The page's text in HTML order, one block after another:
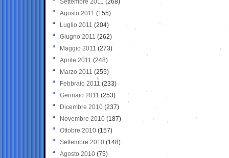
Settembre 2011 (268)
Agosto 2011 (155)
Luglio 2011 (204)
Giugno 2011 (262)
Maggio 2011 (273)
Aprile 2011 (248)
Marzo 2011 (255)
Febbraio 2011 (233)
Gennaio 2011 (253)
Dicembre 2010 (237)
Novembre 2010 (187)
Ottobre 2010 (157)
Settembre 2010 (148)
Agosto 2010 (75)